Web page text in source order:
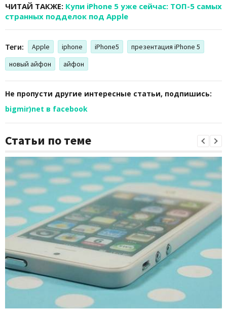
ЧИТАЙ ТАКЖЕ: Купи iPhone 5 уже сейчас: ТОП-5 самых
странных подделок под Apple
Теги: Apple iphone iPhone5
презентация iPhone 5
новый айфон
айфон
Не пропусти другие интересные статьи, подпишись:
bigmir)net в facebook
Статьи по теме